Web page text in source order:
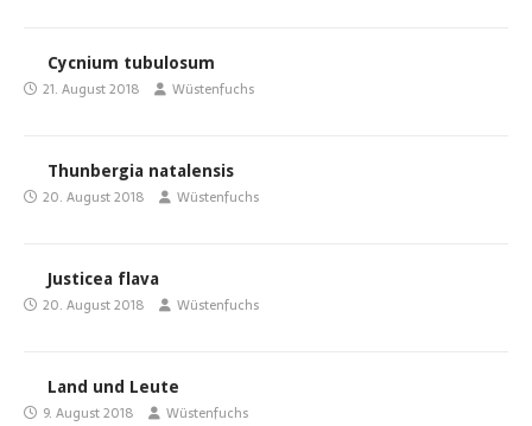
Cycnium tubulosum
21. August 2018 Wüstenfuchs
Thunbergia natalensis
20. August 2018 Wüstenfuchs
Justicea flava
20. August 2018 Wüstenfuchs
Land und Leute
9. August 2018 Wüstenfuchs